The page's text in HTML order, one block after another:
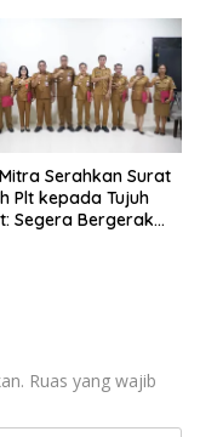
Serahkan Surat
Plt kepada Tujuh
Segera Bergerak
Ruas yang wajib